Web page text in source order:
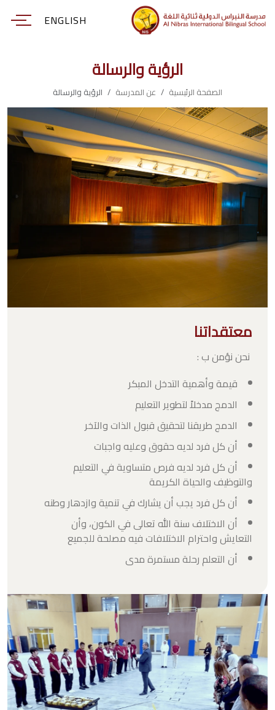
ENGLISH
الرؤية والرسالة
الصفحة الرئيسية عن المدرسة الرؤية والرسالة
معتقداتنا
قيمة وأهمية التدخل المبكر
الدمج مدخلاً لتطوير التعليم
الدمج طريقنا لتحقيق قبول الذات والآخر
أن كل فرد لديه حقوق وعليه واجبات
أن كل فرد لديه فرص متساوية في التعليم
والتوظيف والحياة الكريمة
أن كل فرد يجب أن يشارك في تنمية وازدهار وطنه
أن الاختلاف سنة اللّٰه تعالى في الكون، وأن
التعايش واحترام الاختلافات فيه مصلحة للجميع
أن التعلم رحلة مستمرة مدى